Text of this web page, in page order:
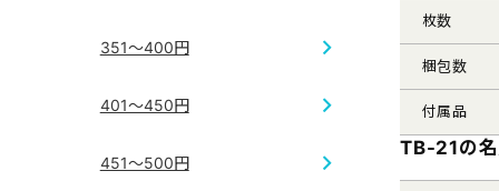
枚数
梱包数
付属品
TB-21の
351～400円
401～450円
451～500円